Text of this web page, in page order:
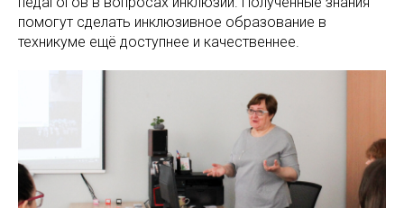
помогут сделать инклюзивное образование в
техникуме ещё доступнее и качественнее.